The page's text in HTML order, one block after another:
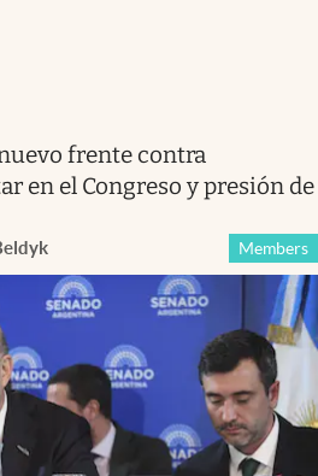
frente contra
en el Congreso y presión de
Members